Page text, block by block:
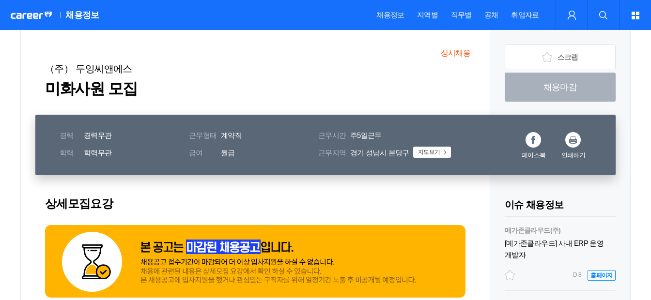
채용정보 채용정보 지역별 직무별 공채 취업자료
（주） 두잉씨앤에스
미화사원 모집
상시채용 스크랩
채용마감
경력 경력무관 근무형태 계약직 근무시간 주5일근무
학력 학력무관 급여 월급 근무지역 경기 성남시 분당구 지도보기 페이스북 인쇄하기
상세모집요강 이슈 채용정보
메가존클라우드(주)
[메가존클라우드] 사내 ERP 운영
개발자
D-8 홈페이지